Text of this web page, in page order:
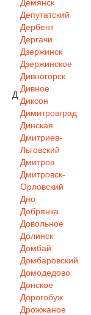
Д
Демянск
Депутатский
Дербент
Дергачи
Дзержинск
Дзержинское
Дивногорск
Дивное
Диксон
Димитровград
Динская
Дмитриев-
Льговский
Дмитров
Дмитровск-
Орловский
Дно
Добрянка
Довольное
Долинск
Домбай
Домбаровский
Домодедово
Донское
Дорогобуж
Дрожжаное